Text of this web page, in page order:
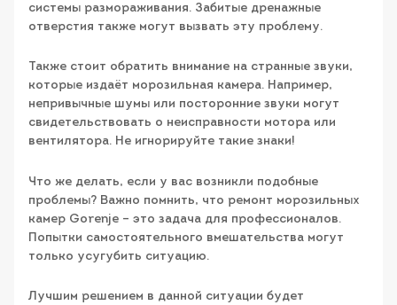
системы размораживания. Забитые дренажные
отверстия также могут вызвать эту проблему.
Также стоит обратить внимание на странные звуки,
которые издаёт морозильная камера. Например,
непривычные шумы или посторонние звуки могут
свидетельствовать о неисправности мотора или
вентилятора. Не игнорируйте такие знаки!
Что же делать, если у вас возникли подобные
проблемы? Важно помнить, что ремонт морозильных
камер Gorenje – это задача для профессионалов.
Попытки самостоятельного вмешательства могут
только усугубить ситуацию.
Лучшим решением в данной ситуации будет